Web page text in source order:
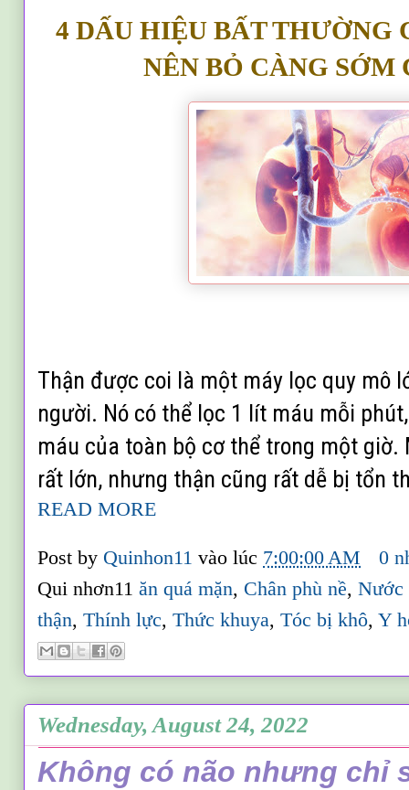
4 DẤU HIỆU BẤT THƯỜNG
NÊN BỎ CÀNG SỚM
Thận được coi là một máy lọc quy mô
người. Nó có thể lọc 1 lít máu mỗi
máu của toàn bộ cơ thể trong một giờ.
rất lớn, nhưng thận cũng rất dễ bị tổn
READ MORE
Post by Quinhon11vào lúc 7:00:00 AM
0
Qui nhơn11ăn quá mặn, Chân phù nề,Nước
thận,Thính lực,Thức khuya,Tóc bị khô,Y
Wednesday, August 24, 2022
Không có não nhưng chỉ